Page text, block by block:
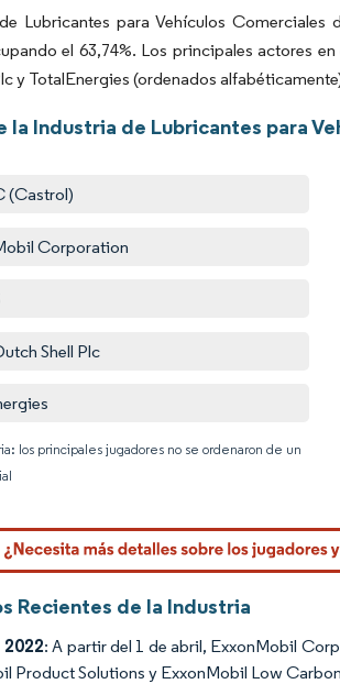
Lubricantes para Vehículos
el 63,74%. Los principales actores
y TotalEnergies (ordenados
la Industria de Lubricantes para
(Castrol)
Corporation
Shell Plc
los principales jugadores no se ordenaron de un
Recientes de la Industria
: A partir del 1 de abril, ExxonMobil
Product Solutions y ExxonMobil Low